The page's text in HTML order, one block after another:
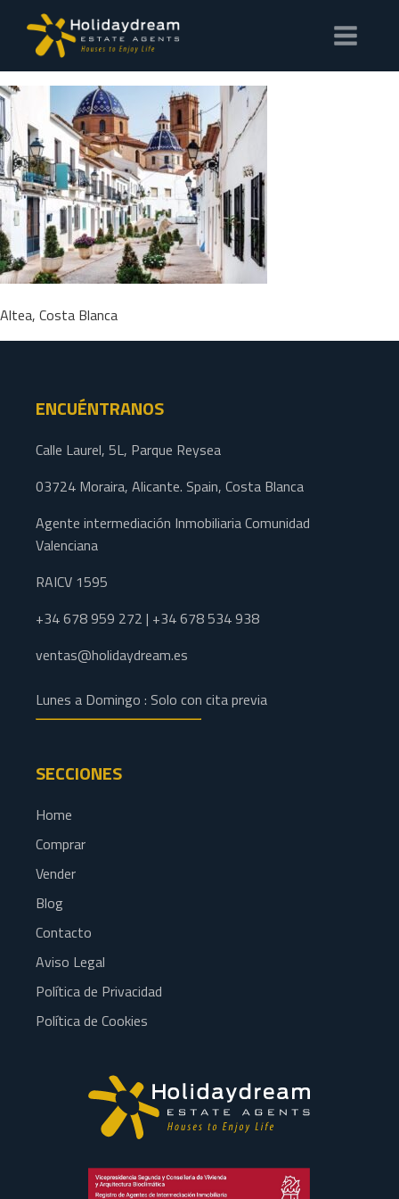
Altea, Costa Blanca
ENCUÉNTRANOS
Calle Laurel, 5L, Parque Reysea
03724 Moraira, Alicante. Spain, Costa Blanca
Agente intermediación Inmobiliaria Comunidad
Valenciana
RAICV 1595
+34 678 959 272 | +34 678 534 938
ventas@holidaydream.es
Lunes a Domingo : Solo con cita previa
SECCIONES
Home
Comprar
Vender
Blog
Contacto
Aviso Legal
Política de Privacidad
Política de Cookies